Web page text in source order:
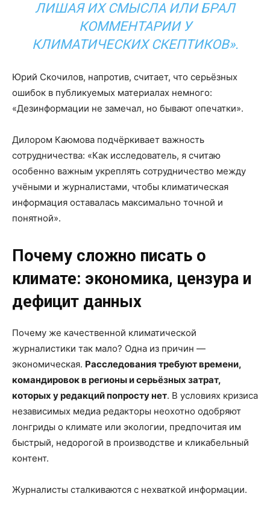
ЛИШАЯ ИХ СМЫСЛА ИЛИ БРАЛ
КОММЕНТАРИИ У
КЛИМАТИЧЕСКИХ СКЕПТИКОВ».
Юрий Скочилов, напротив, считает, что серьёзных
ошибок в публикуемых материалах немного:
«Дезинформации не замечал, но бывают опечатки».
Дилором Каюмова подчёркивает важность
сотрудничества: «Как исследователь, я считаю
особенно важным укреплять сотрудничество между
учёными и журналистами, чтобы климатическая
информация оставалась максимально точной и
понятной».
Почему сложно писать о
климате: экономика, цензура и
дефицит данных
Почему же качественной климатической
журналистики так мало? Одна из причин —
экономическая. Расследования требуют времени,
командировок в регионы и серьёзных затрат,
которых у редакций попросту нет. В условиях кризиса
независимых медиа редакторы неохотно одобряют
лонгриды о климате или экологии, предпочитая им
быстрый, недорогой в производстве и кликабельный
контент.
Журналисты сталкиваются с нехваткой информации.